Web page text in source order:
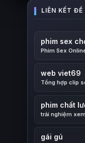
phim sex
Phim Sex
web viet69
Tổng hợp clip
phim chất
trải nghiệm
gái gú